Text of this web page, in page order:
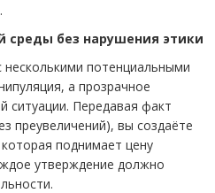
среды без нарушения этики
потенциальными
а прозрачное
Передавая факт
преувеличений), вы создаёте
поднимает цену
утверждение должно